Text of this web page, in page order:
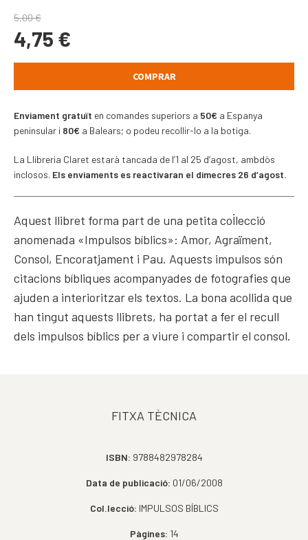
5,00€
4,75 €
COMPRAR
Enviament gratuït en comandes superiors a 50€ a Espanya
peninsular i 80€ a Balears; o podeu recollir-lo a la botiga.
La Llibreria Claret estarà tancada de l’1 al 25 d’agost, ambdòs
inclosos. Els enviaments es reactivaran el dimecres 26 d’agost.
Aquest llibret forma part de una petita col·lecció
anomenada «Impulsos bíblics»: Amor, Agraïment,
Consol, Encoratjament i Pau. Aquests impulsos són
citacions bíbliques acompanyades de fotografies que
ajuden a interioritzar els textos. La bona acollida que
han tingut aquests llibrets, ha portat a fer el recull
dels impulsos bíblics per a viure i compartir el consol.
FITXA TÈCNICA
ISBN: 9788482978284
Data de publicació: 01/06/2008
Col.lecció: IMPULSOS BÍBLICS
Pàgines: 14